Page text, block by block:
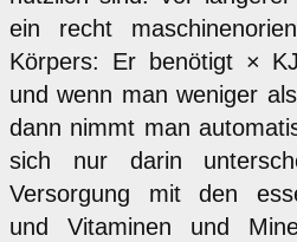
ein recht
Körpers: Er benötigt ×
und wenn man weniger
dann nimmt man
sich nur darin
Versorgung mit den
und Vitaminen und